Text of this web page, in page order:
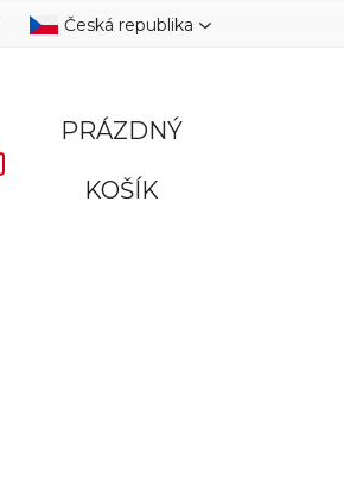
Česká republika
NÁKUPNÍ
PRÁZDNÝ
KOŠÍK